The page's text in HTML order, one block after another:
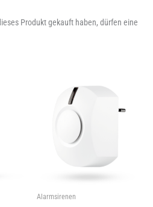
Produkt gekauft haben, dürfen eine
Alarmsirenen